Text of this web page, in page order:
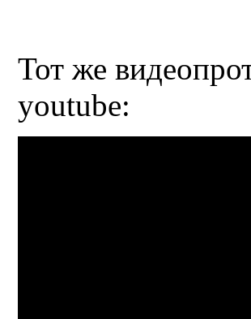
Тот же
youtube: